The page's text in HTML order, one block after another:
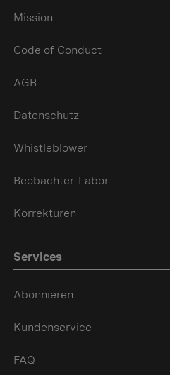
Mission
Code of Conduct
AGB
Datenschutz
Whistleblower
Beobachter-Labor
Korrekturen
Services
Abonnieren
Kundenservice
FAQ